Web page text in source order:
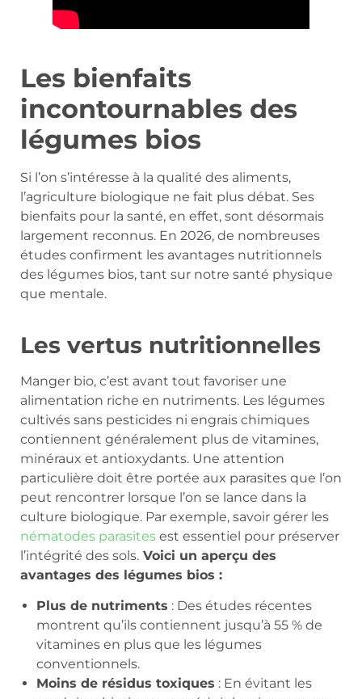
Les bienfaits
incontournables des
légumes bios
Si l’on s’intéresse à la qualité des aliments,
l’agriculture biologique ne fait plus débat. Ses
bienfaits pour la santé, en effet, sont désormais
largement reconnus. En 2026, de nombreuses
études confirment les avantages nutritionnels
des légumes bios, tant sur notre santé physique
que mentale.
Les vertus nutritionnelles
Manger bio, c’est avant tout favoriser une
alimentation riche en nutriments. Les légumes
cultivés sans pesticides ni engrais chimiques
contiennent généralement plus de vitamines,
minéraux et antioxydants. Une attention
particulière doit être portée aux parasites que l’on
peut rencontrer lorsque l’on se lance dans la
culture biologique. Par exemple, savoir gérer les
nématodes parasites est essentiel pour préserver
l’intégrité des sols. Voici un aperçu des
avantages des légumes bios :
Plus de nutriments : Des études récentes
montrent qu’ils contiennent jusqu’à 55 % de
vitamines en plus que les légumes
conventionnels.
Moins de résidus toxiques : En évitant les